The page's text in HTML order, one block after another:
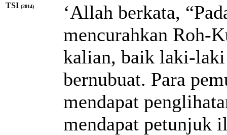
TSI (2014)
‘Allah berkata,
mencurahkan Roh-
kalian, baik laki-laki
bernubuat. Para
mendapat
mendapat petunjuk